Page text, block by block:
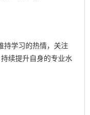
持学习的热情，关注
续提升自身的专业水